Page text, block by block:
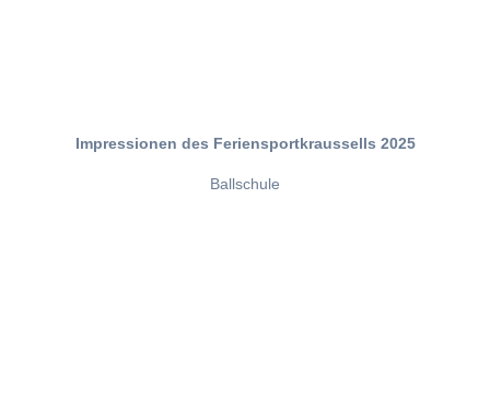
Impressionen des Feriensportkraussells 2025
Ballschule